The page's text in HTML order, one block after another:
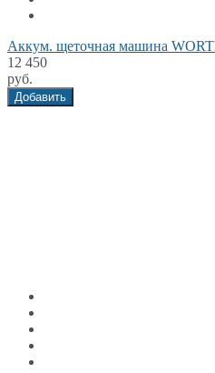
Аккум. щеточная машина
12 450
руб.
Добавить